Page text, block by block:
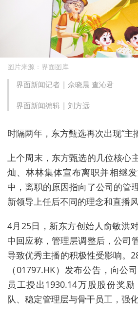
图片来源：界面图库
界面新闻记者 | 佘晓晨 查沁君
界面新闻编辑 | 刘方远
时隔两年，东方甄选再次出现“主
上个周末 ，东方甄选的几位核心
灿、林林集体宣布离职并相继
中，离职的原因指向了公司的管
新领导上任后不同的理念和直播风
4月25日，新东方创始人俞敏洪
中回应称，管理层调整后，公司
导致优秀主播的积极性受影响。
（01797.HK）发布公告，向公
员工授出1930.14万股股份奖
队、稳定管理层与骨干员工，强